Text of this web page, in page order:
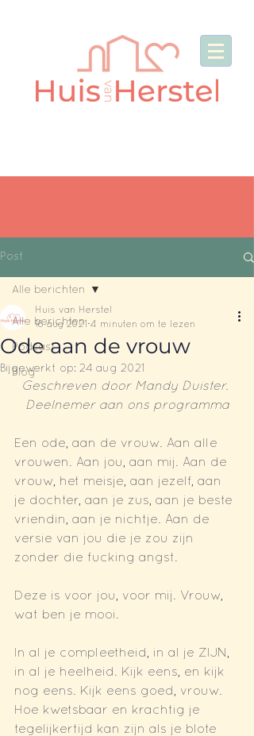
Post
Alle berichten
Podcast
Blog
Alle berichten
Ode aan de vrouw
Huis van Herstel
16 aug 2021
4 minuten om te lezen
Bijgewerkt op: 24 aug 2021
Geschreven door Mandy Duister.
Deelnemer aan ons programma
Een ode, aan de vrouw. Aan alle
vrouwen. Aan jou, aan mij. Aan de
vrouw, het meisje, aan jezelf, aan
je dochter, aan je zus, aan je beste
vriendin, aan je nichtje. Aan de
versie van jou die je zou zijn
zonder die fucking angst.
Deze is voor jou, voor mij. Vrouw,
wat ben je mooi.
In al je compleetheid, in al je ZIJN,
in al je heelheid. Kijk eens, en kijk
nog eens. Kijk eens goed, vrouw.
Hoe kwetsbaar en krachtig je
tegelijkertijd kan zijn als je blote